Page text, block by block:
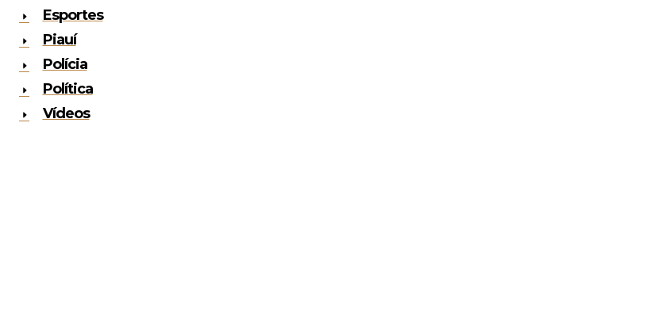
Esportes
Piauí
Polícia
Política
Vídeos